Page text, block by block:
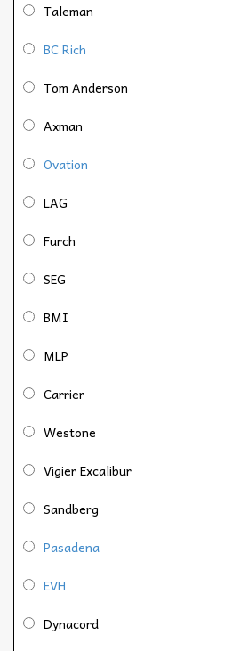
Taleman
BC Rich
Tom Anderson
Axman
Ovation
LAG
Furch
SEG
BMI
MLP
Carrier
Westone
Vigier Excalibur
Sandberg
Pasadena
EVH
Dynacord